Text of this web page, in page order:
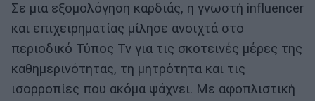
Σε μια εξομολόγηση καρδιάς, η γνωστή influencer
και επιχειρηματίας μίλησε ανοιχτά στο
περιοδικό Τύπος Tv για τις σκοτεινές μέρες της
καθημερινότητας, τη μητρότητα και τις
ισορροπίες που ακόμα ψάχνει. Με αφοπλιστική